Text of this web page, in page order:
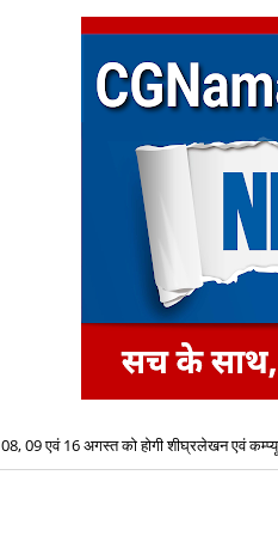
08, 09 एवं 16 अगस्त को होगी शीघ्रलेखन एवं